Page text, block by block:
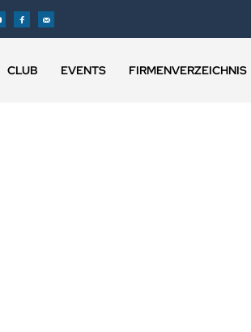
CLUB EVENTS FIRMENVERZEICHNIS